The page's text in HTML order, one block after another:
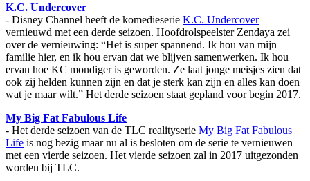
K.C. Undercover
- Disney Channel heeft de komedieserie K.C. Undercover
vernieuwd met een derde seizoen. Hoofdrolspeelster Zendaya zei
over de vernieuwing: “Het is super spannend. Ik hou van mijn
familie hier, en ik hou ervan dat we blijven samenwerken. Ik hou
ervan hoe KC mondiger is geworden. Ze laat jonge meisjes zien dat
ook zij helden kunnen zijn en dat je sterk kan zijn en alles kan doen
wat je maar wilt.” Het derde seizoen staat gepland voor begin 2017.
My Big Fat Fabulous Life
- Het derde seizoen van de TLC realityserie My Big Fat Fabulous
Life is nog bezig maar nu al is besloten om de serie te vernieuwen
met een vierde seizoen. Het vierde seizoen zal in 2017 uitgezonden
worden bij TLC.